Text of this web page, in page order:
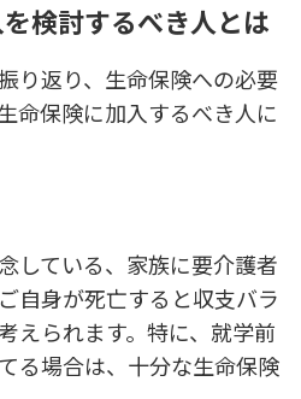
検討するべき人とは
り返り、生命保険への必要
命保険に加入するべき人に
している、家族に要介護者
自身が死亡すると収支バラ
えられます。特に、就学前
る場合は、十分な生命保険